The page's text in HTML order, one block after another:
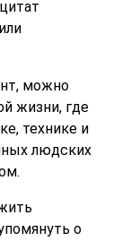
можно
жизни, где
технике и
людских
о